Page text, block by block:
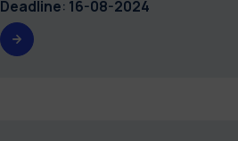
Deadline: 16-08-2024